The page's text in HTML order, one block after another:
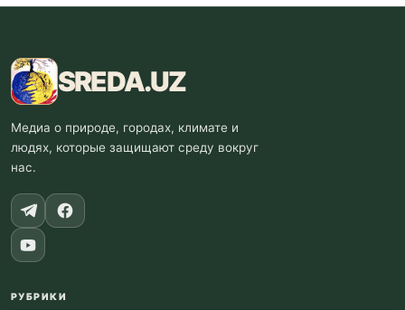
SREDA.UZ
Медиа о природе, городах, климате и
людях, которые защищают среду вокруг
нас.
РУБРИКИ